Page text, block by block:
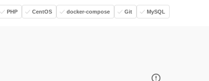
PHP CentOS docker-compose Git MySQL